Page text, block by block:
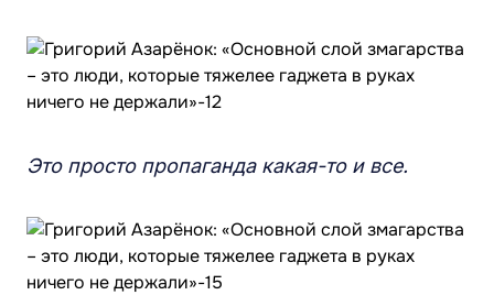
Это просто пропаганда какая-то и все.